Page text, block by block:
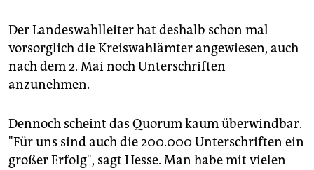
Der Landeswahlleiter hat deshalb schon mal
vorsorglich die Kreiswahlämter angewiesen, auch
nach dem 2. Mai noch Unterschriften
anzunehmen.
Dennoch scheint das Quorum kaum überwindbar.
"Für uns sind auch die 200.000 Unterschriften ein
großer Erfolg", sagt Hesse. Man habe mit vielen